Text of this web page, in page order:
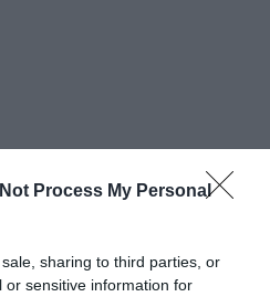
Process My Personal
sharing to third parties, or
or sensitive information for